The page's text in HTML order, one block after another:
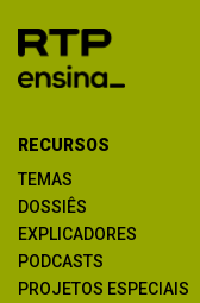
RECURSOS
TEMAS
DOSSIÊS
EXPLICADORES
PODCASTS
PROJETOS ESPECIAIS